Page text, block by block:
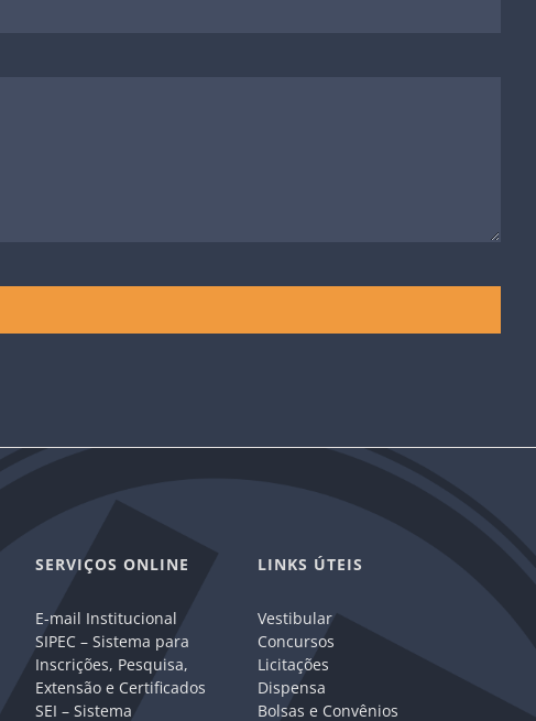
SERVIÇOS ONLINE
E-mail Institucional
SIPEC – Sistema para
Inscrições, Pesquisa,
Extensão e Certificados
SEI – Sistema
LINKS ÚTEIS
Vestibular
Concursos
Licitações
Dispensa
Bolsas e Convênios